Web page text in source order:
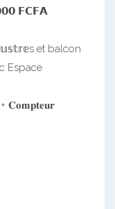
𝗙𝗖𝗙𝗔
et balcon
Espace
+ 𝐂𝐨𝐦𝐩𝐭𝐞𝐮𝐫